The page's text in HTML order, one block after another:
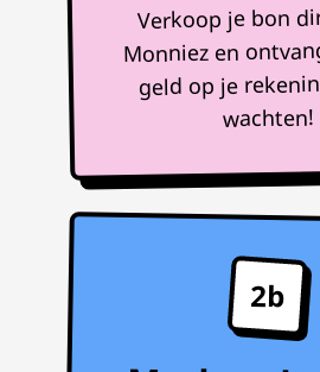
Verkoop je bon
Monniez en
geld op je
wachten!
2b